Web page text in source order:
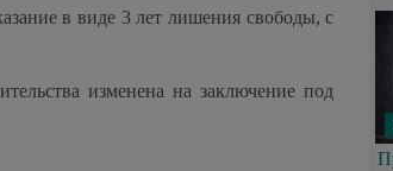
в виде 3 лет лишения свободы, с
изменена на заключение под